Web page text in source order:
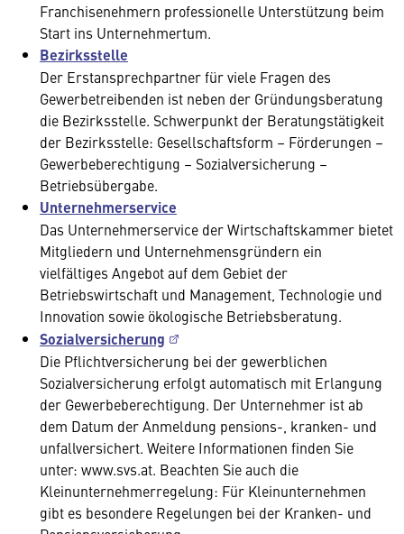
Franchisenehmern professionelle Unterstützung beim
Start ins Unternehmertum.
Bezirksstelle
Der Erstansprechpartner für viele Fragen des
Gewerbetreibenden ist neben der Gründungsberatung
die Bezirksstelle. Schwerpunkt der Beratungstätigkeit
der Bezirksstelle: Gesellschaftsform – Förderungen –
Gewerbeberechtigung – Sozialversicherung –
Betriebsübergabe.
Unternehmerservice
Das Unternehmerservice der Wirtschaftskammer bietet
Mitgliedern und Unternehmensgründern ein
vielfältiges Angebot auf dem Gebiet der
Betriebswirtschaft und Management, Technologie und
Innovation sowie ökologische Betriebsberatung.
Sozialversicherung
Die Pflichtversicherung bei der gewerblichen
Sozialversicherung erfolgt automatisch mit Erlangung
der Gewerbeberechtigung. Der Unternehmer ist ab
dem Datum der Anmeldung pensions-, kranken- und
unfallversichert. Weitere Informationen finden Sie
unter: www.svs.at. Beachten Sie auch die
Kleinunternehmerregelung: Für Kleinunternehmen
gibt es besondere Regelungen bei der Kranken- und